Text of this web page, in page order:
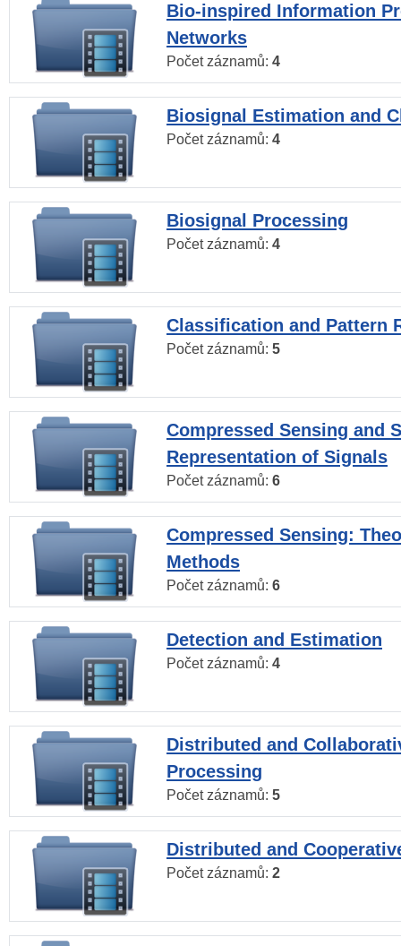
Bio-inspired Information
Networks
Počet záznamů: 4
Biosignal Estimation and
Počet záznamů: 4
Biosignal Processing
Počet záznamů: 4
Classification and Pattern
Počet záznamů: 5
Compressed Sensing and
Representation of Signals
Počet záznamů: 6
Compressed Sensing:
Methods
Počet záznamů: 6
Detection and Estimation
Počet záznamů: 4
Distributed and
Processing
Počet záznamů: 5
Distributed and
Počet záznamů: 2